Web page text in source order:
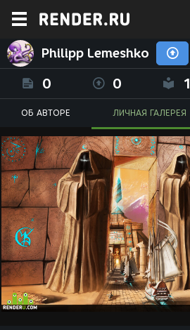
Philipp Lemeshko
0 0 1
ОБ АВТОРЕ ЛИЧНАЯ ГАЛЕРЕЯ